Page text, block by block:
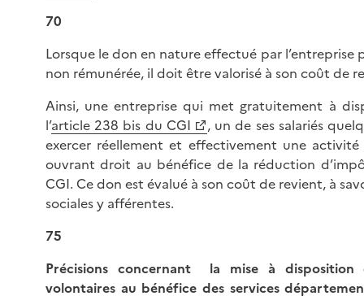
70
Lorsque le don en nature effectué par l’entreprise
non rémunérée, il doit être valorisé à son coût de
Ainsi, une entreprise qui met gratuitement à
l’article 238 bis du CGI
, un de ses salariés
exercer réellement et effectivement une
ouvrant droit au bénéfice de la réduction
CGI. Ce don est évalué à son coût de revient, à
sociales y afférentes.
75
Précisions concernant la mise à disposition
volontaires au bénéfice des services